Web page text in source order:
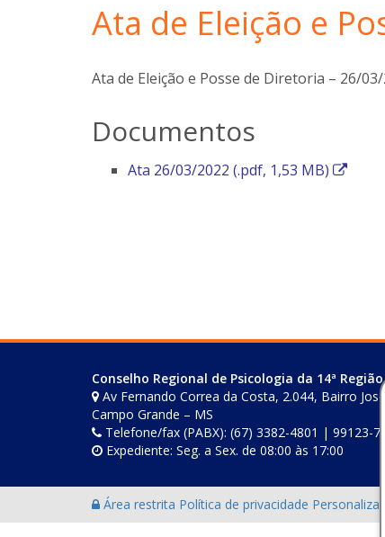
Ata de Eleição e
Ata de Eleição e Posse de Diretoria – 26/
Documentos
Ata 26/03/2022 (.pdf, 1,53 MB)
E
a
r
r
m
u
Conselho Regional de Psicologia da 14ª Região
Av Fernando Correa da Costa, 2.044, Bairro
Campo Grande – MS
Telefone/fax (PABX): (67) 3382-4801 | 99123-
Expediente: Seg. a Sex. de 08:00 às 17:00
Área restrita Política de privacidade